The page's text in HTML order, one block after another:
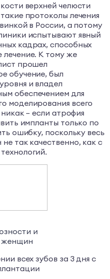
верхней челюсти
протоколы лечения
в России, а потому
испытывают явный
кадрах, способных
лечение. К тому же
прошел
обучение, был
и владел
обеспечением для
моделирования всего
– если атрофия
импланты только по
ошибку, поскольку весь
так качественно, как с
и
женщин
всех зубов за 3 дня с